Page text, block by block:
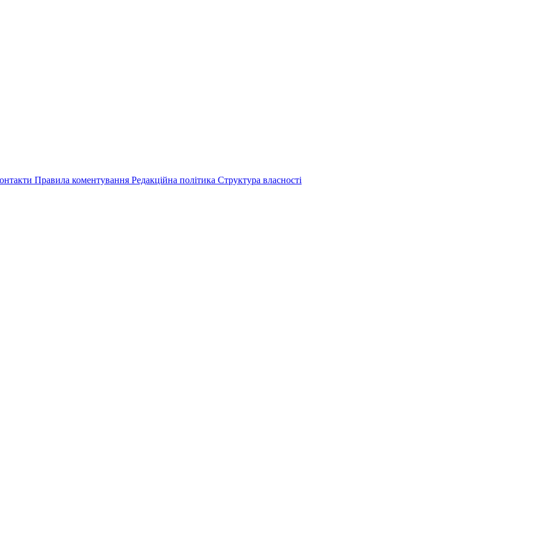
Правила коментування Редакційна політика Структура власності